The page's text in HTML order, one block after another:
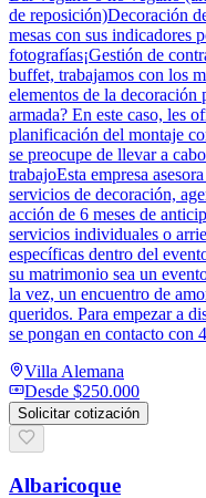
de reposición)Decoración
mesas con sus indicadores
fotografías¡Gestión de
buffet, trabajamos con los
elementos de la decoración
armada? En este caso, les
planificación del montaje
se preocupe de llevar a
trabajoEsta empresa
servicios de decoración,
acción de 6 meses de
servicios individuales o
específicas dentro del
su matrimonio sea un
la vez, un encuentro de
queridos. Para empezar a
se pongan en contacto con
Villa Alemana
Desde $250.000
Solicitar cotización
Albaricoque